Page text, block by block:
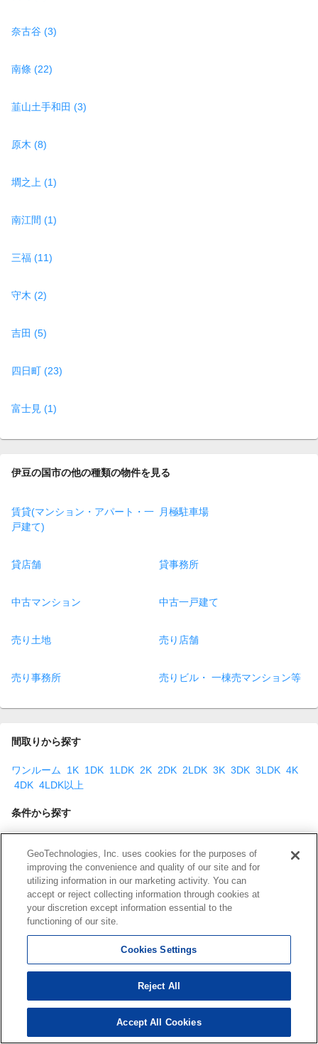
奈古谷 (3)
南條 (22)
韮山土手和田 (3)
原木 (8)
墹之上 (1)
南江間 (1)
三福 (11)
守木 (2)
吉田 (5)
四日町 (23)
富士見 (1)
伊豆の国市の他の種類の物件を見る
賃貸(マンション・アパート・一
戸建て)
月極駐車場
貸店舗 貸事務所
中古マンション 中古一戸建て
売り土地 売り店舗
売り事務所 売りビル・ 一棟売マンション等
間取りから探す
ワンルーム 1K 1DK 1LDK 2K 2DK 2LDK 3K 3DK 3LDK 4K
4DK 4LDK以上
条件から探す
金なし オートロック 女性限定 楽器可(相談) ペット可(相談)
DIY可 フリーレント 分譲タイプ オール電化 メゾネットタイプ
ロフト付き
家具付き デザイナーズ バルコニー 庭付き
あり バイク置き場あり リフォーム・リノベーション済
このコーナーに掲載している物件情報は、「アットホーム不動産情
報ネットワーク」に加盟する不動産会社等（情報提供元）から提供
されています。信頼性の高い情報提供が行えるよう、最大限の努力
をしておりますが、その内容を保証するものではありません。 利用
検索結果を見る
GeoTechnologies, Inc. uses cookies for the purposes of
improving the convenience and quality of our site and for
utilizing information in our marketing activity. You can
accept or reject collecting information through cookies at
your discretion except information essential to the
functioning of our site.
Cookies Settings
Reject All
Accept All Cookies